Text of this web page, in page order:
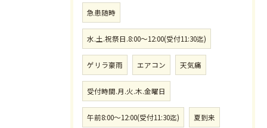
急患随時
水.土.祝祭日.8:00〜12:00(受付11:30迄)
ゲリラ豪雨 エアコン 天気痛
受付時間.月.火.木.金曜日
午前8:00〜12:00(受付11:30迄) 夏到来